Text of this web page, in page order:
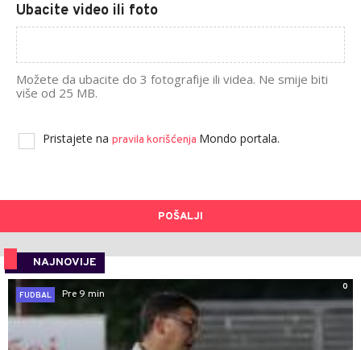
Ubacite video ili foto
Možete da ubacite do 3 fotografije ili videa. Ne smije biti
više od 25 MB.
Pristajete na pravila korišćenja Mondo portala.
POŠALJI
NAJNOVIJE
0
FUDBAL
Pre 9 min